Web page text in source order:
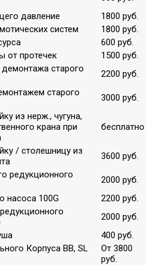
давление
1800 руб.
систем
1800 руб.
600 руб.
от протечек
1500 руб.
старого
2200 руб.
старого
3000 руб.
из нерж., чугуна,
крана при
бесплатно
/ столешницу из
3600 руб.
редукционного
2000 руб.
насоса 100G
2200 руб.
2000 руб.
400 руб.
Корпуса ВВ, SL
От 3800
руб.